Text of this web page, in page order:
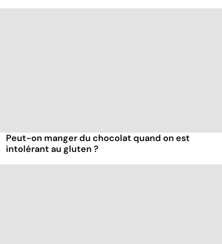
Peut-on manger du chocolat quand on est
intolérant au gluten ?